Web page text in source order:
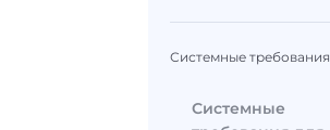
Системные требования
Системные